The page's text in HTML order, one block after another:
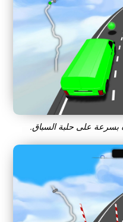
بسرعة على حلبة السباق.